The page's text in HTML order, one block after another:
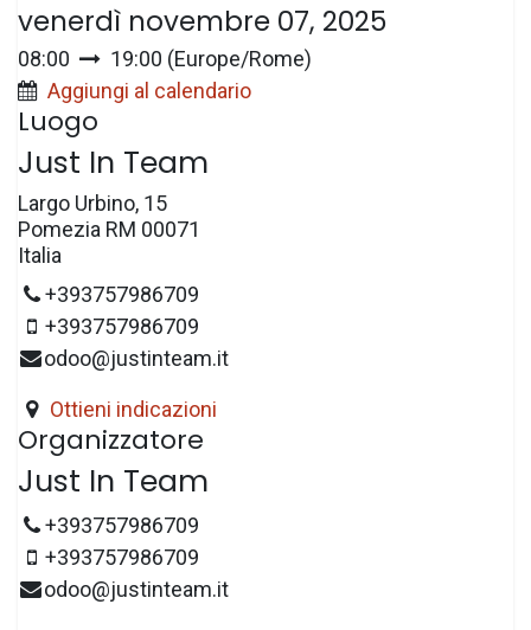
venerdì novembre 07, 2025
08:00 19:00 (Europe/Rome)
Aggiungi al calendario
Luogo
Just In Team
Largo Urbino, 15
Pomezia RM 00071
Italia
+393757986709
+393757986709
odoo@justinteam.it
Ottieni indicazioni
Organizzatore
Just In Team
+393757986709
+393757986709
odoo@justinteam.it